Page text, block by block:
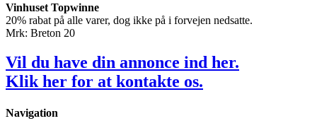
Vinhuset Topwinne
20% rabat på alle varer, dog ikke på i forvejen nedsatte.
Mrk: Breton 20
Vil du have din annonce ind her.
Klikher for at kontakte os.
Navigation